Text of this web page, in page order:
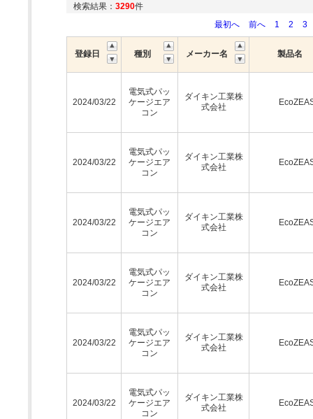
検索結果： 3290件
最初へ
前へ 1 2 3
登録日 種別 メーカー名 製品名
2024/03/22
電気式パッ
ケージエア
コン
ダイキン工業株
式会社
2024/03/22
電気式パッ
ケージエア
コン
ダイキン工業株
式会社
2024/03/22
電気式パッ
ケージエア
コン
ダイキン工業株
式会社
2024/03/22
電気式パッ
ケージエア
コン
ダイキン工業株
式会社
2024/03/22
電気式パッ
ケージエア
コン
ダイキン工業株
式会社
2024/03/22
電気式パッ
ケージエア
コン
ダイキン工業株
式会社